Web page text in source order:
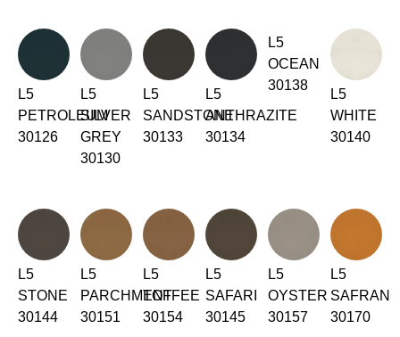
Kuwait(KW)
Lettland
Liechtenstein (LI)
Litauen(LT)
Luxemburg (LU)
Malaysia(MY)
Mauretanien (MR)
Neuseeland (NZ)
Niederlande (NL)
Nigeria(NG)
Nordirland (UK)(GB)
L5
PETROLEUM
30126
L5
SILVER
GREY
30130
L5
SANDSTONE
30133
L5
ANTHRAZITE
30134
L5
OCEAN
30138
L5
WHITE
30140
L5
STONE
30144
L5
PARCHMENT
30151
L5
TOFFEE
30154
L5
SAFARI
30145
L5
OYSTER
30157
L5
SAFRAN
30170